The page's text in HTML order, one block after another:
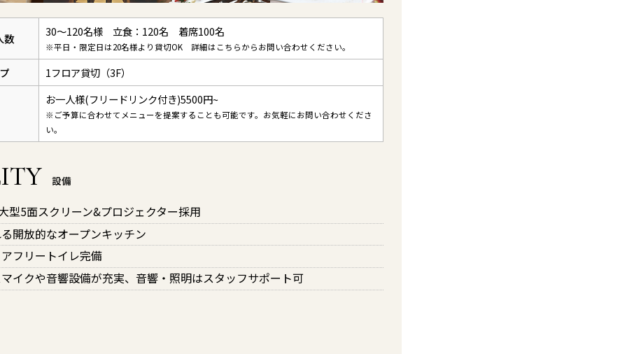
数 30～120名様 立食：120名 着席100名
※平日・限定日は20名様より貸切OK 詳細はこちらからお問い合わせください。
1フロア貸切（3F）
お一人様(フリードリンク付き)5500円~
※ご予算に合わせてメニューを提案することも可能です。お気軽にお問い合わせくださ
い。
設備
型5面スクリーン&プロジェクター採用
開放的なオープンキッチン
フリートイレ完備
イクや音響設備が充実、音響・照明はスタッフサポート可